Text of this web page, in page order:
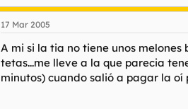
17 Mar 2005
A mi si la tia no tiene unos
tetas...me lleve a la que parecia
minutos) cuando salió a pagar la